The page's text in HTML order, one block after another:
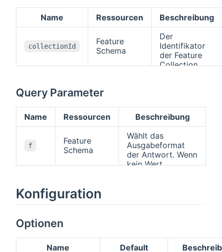
Name Ressourcen Beschreibung
collectionId
Feature
Schema
Der
Identifikator
der Feature
Collection.
Query Parameter
Name Ressourcen Beschreibung
f
Feature
Schema
Wählt das
Ausgabeformat
der Antwort. Wenn
kein Wert
Formats
verwendet.
Konfiguration
Optionen
Name Default